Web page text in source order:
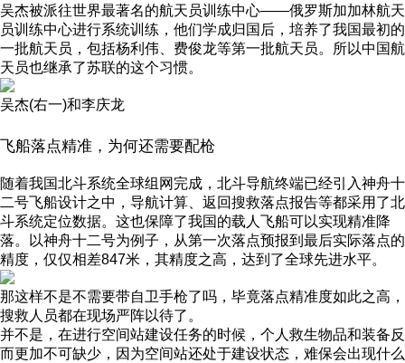
吴杰被派往世界最著名的航天员训练中心——俄罗斯加加林航天
员训练中心进行系统训练，他们学成归国后，培养了我国最初的
一批航天员，包括杨利伟、费俊龙等第一批航天员。所以中国航
天员也继承了苏联的这个习惯。
吴杰(右一)和李庆龙
飞船落点精准，为何还需要配枪
随着我国北斗系统全球组网完成，北斗导航终端已经引入神舟十
二号飞船设计之中，导航计算、返回搜救落点报告等都采用了北
斗系统定位数据。这也保障了我国的载人飞船可以实现精准降
落。以神舟十二号为例子，从第一次落点预报到最后实际落点的
精度，仅仅相差847米，其精度之高，达到了全球先进水平。
那这样不是不需要带自卫手枪了吗，毕竟落点精准度如此之高，
搜救人员都在现场严阵以待了。
并不是，在进行空间站建设任务的时候，个人救生物品和装备反
而更加不可缺少，因为空间站还处于建设状态，难保会出现什么